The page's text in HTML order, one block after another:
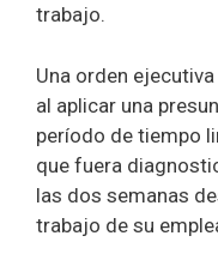
trabajo.
Una orden
al aplicar una
período de tiempo
que fuera
las dos semanas
trabajo de su